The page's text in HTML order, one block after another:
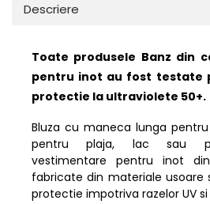
Descriere
Toate produsele Banz din
pentru inot au fost testate
protectie la ultraviolete 50+.
Bluza cu maneca lunga
pentru plaja, lac sau
vestimentare pentru inot
fabricate din materiale usoare
protectie impotriva razelor UV